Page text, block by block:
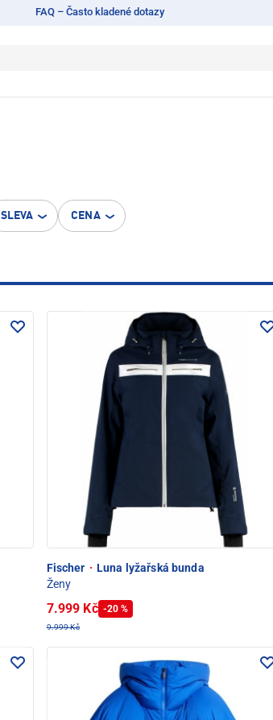
FAQ – Často kladené dotazy
SLEVA CENA
Fischer · Luna lyžařská bunda
Ženy
7.999 Kč -20 %
9.999 Kč